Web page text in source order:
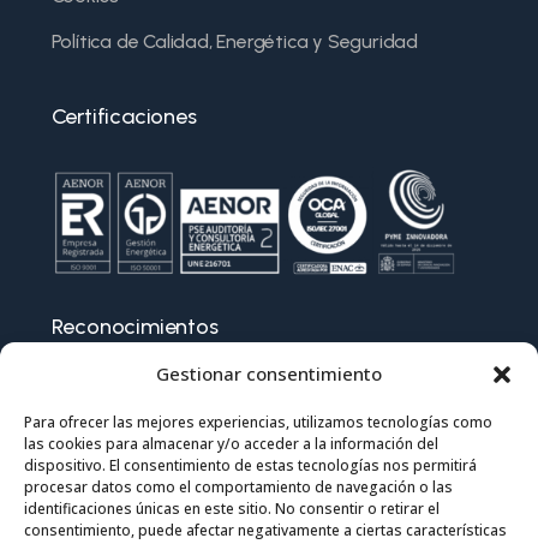
Gestionar consentimiento
Para ofrecer las mejores experiencias, utilizamos tecnologías como
las cookies para almacenar y/o acceder a la información del
dispositivo. El consentimiento de estas tecnologías nos permitirá
procesar datos como el comportamiento de navegación o las
identificaciones únicas en este sitio. No consentir o retirar el
consentimiento, puede afectar negativamente a ciertas características
Política de Calidad, Energética y Seguridad
Certificaciones
Reconocimientos